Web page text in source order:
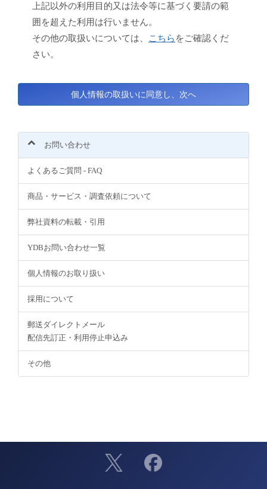
上記以外の利用目的又は法令等に基づく要請の範
囲を超えた利用は行いません。
その他の取扱いについては、
こちら をご確認くだ
さい。
お問い合わせ
よくあるご質問 - FAQ
商品・サービス・調査依頼について
弊社資料の転載・引用
YDBお問い合わせ一覧
個人情報のお取り扱い
採用について
郵送ダイレクトメール
配信先訂正・利用停止申込み
その他